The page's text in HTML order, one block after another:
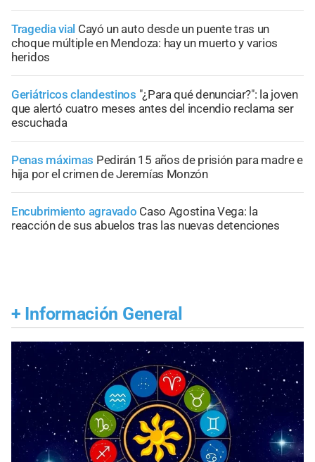
Tragedia vial Cayó un auto desde un puente tras un
choque múltiple en Mendoza: hay un muerto y varios
heridos
Geriátricos clandestinos "¿Para qué denunciar?": la joven
que alertó cuatro meses antes del incendio reclama ser
escuchada
Penas máximas Pedirán 15 años de prisión para madre e
hija por el crimen de Jeremías Monzón
Encubrimiento agravado Caso Agostina Vega: la
reacción de sus abuelos tras las nuevas detenciones
+ Información General